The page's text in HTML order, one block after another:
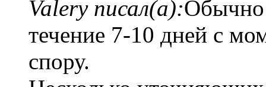
Valery писал(а):Обычно
течение 7-10 дней с
спору.